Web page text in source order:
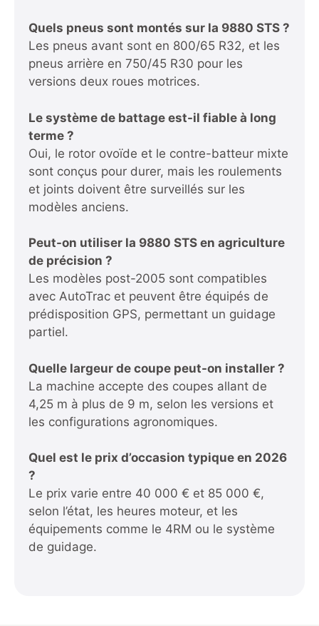
Quels pneus sont montés sur la 9880 STS ?
Les pneus avant sont en 800/65 R32, et les
pneus arrière en 750/45 R30 pour les
versions deux roues motrices.
Le système de battage est-il fiable à long
terme ?
Oui, le rotor ovoïde et le contre-batteur mixte
sont conçus pour durer, mais les roulements
et joints doivent être surveillés sur les
modèles anciens.
Peut-on utiliser la 9880 STS en agriculture
de précision ?
Les modèles post-2005 sont compatibles
avec AutoTrac et peuvent être équipés de
prédisposition GPS, permettant un guidage
partiel.
Quelle largeur de coupe peut-on installer ?
La machine accepte des coupes allant de
4,25 m à plus de 9 m, selon les versions et
les configurations agronomiques.
Quel est le prix d’occasion typique en 2026
?
Le prix varie entre 40 000 € et 85 000 €,
selon l’état, les heures moteur, et les
équipements comme le 4RM ou le système
de guidage.